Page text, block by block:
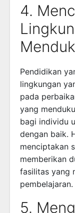
4.
Pendidikan
lingkungan
pada
yang
bagi individu
dengan baik.
menciptakan
memberikan
fasilitas yang
pembelajaran.
5.